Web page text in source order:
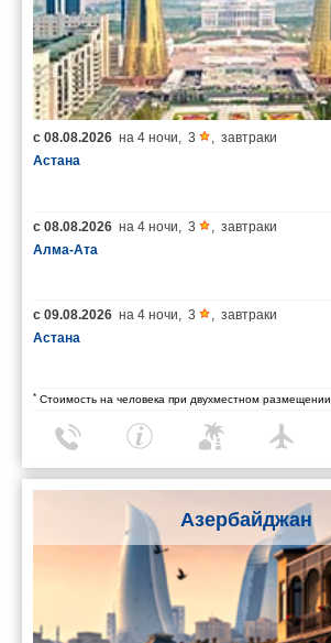
с 08.08.2026 на 4 ночи, 3 , завтраки
Астана
с 08.08.2026 на 4 ночи, 3 , завтраки
Алма-Ата
с 09.08.2026 на 4 ночи, 3 , завтраки
Астана
* Стоимость на человека при двухместном размещении
Азербайджан